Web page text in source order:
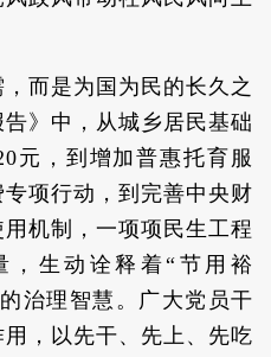
而是为国为民的长久之
》中，从城乡居民基础
元，到增加普惠托育服
项行动，到完善中央财
机制，一项项民生工程
，生动诠释着“节用裕
治理智慧。广大党员干
，以先干、先上、先吃